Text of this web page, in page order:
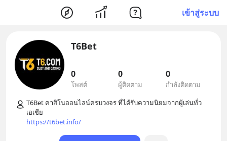
เข้าสู่ระบบ
T6Bet
0
โพสต์
0
ผู้ติดตาม
0
กำลังติดตาม
T6Bet คาสิโนออนไลน์ครบวงจร ที่ได้รับความนิยมจากผู้เล่นทั่ว
https://t6bet.info/